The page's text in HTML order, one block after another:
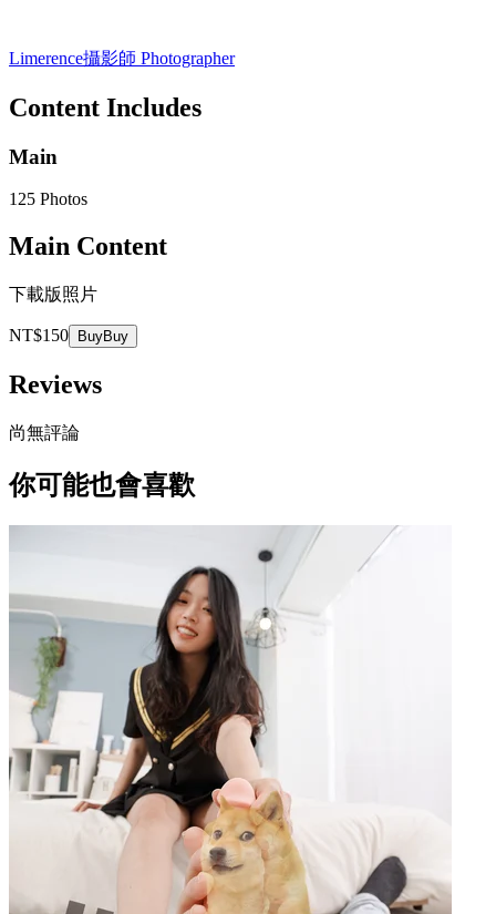
Limerence攝影師 Photographer
Content Includes
Main
125 Photos
Main Content
下載版照片
NT$150 BuyBuy
Reviews
尚無評論
你可能也會喜歡